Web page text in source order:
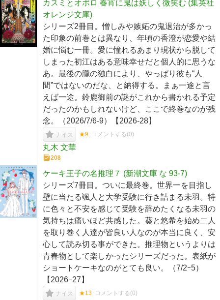
カスミとオボロ 春宵に鬼は妖しく微笑む (集英社
オレンジ文庫)
シリーズ2冊目。憎しみや嫉妬の鬼退治が多かっ
た印象の前巻とは異なり、年頃の香澄が恋愛や結
婚に悩む一冊。愛に憧れるあまり現状から脱して
しまった初江はある意味幸せだと個人的に思うな
あ。最後の朧の独白により、やっぱり彼も“人
間”ではないのだな、と納得する。まぁ一途と言
えば一途。鈴鹿御前の謎がこれから書かれる予定
だったのかもしれないけど、ここで終巻なのが残
念。（2026/7/6-9）【2026-28】
ナイス ★9 コメントする(0)
丸木 文華
208
ケーキ王子の名推理７ (新潮文庫 な 93-7)
シリーズ7冊目。ついに最終巻。世界一を目指し
壁に当たる颯人と大学受験に行き詰まる未羽。特
に色々と不安を感じて受験を辞めたくなる未羽の
気持ちは痛いほど共感した。葵と悠希を始め二人
を取り巻く人達が皆良い人なのが本当に良く、安
心して読み切る事ができた。推理物というよりは
青春物として楽しかったシリーズだった。表紙が
ショートケーキなのがとても良い。（7/2ｰ5）
【2026ｰ27】
ナイス ★13 コメントする(0)